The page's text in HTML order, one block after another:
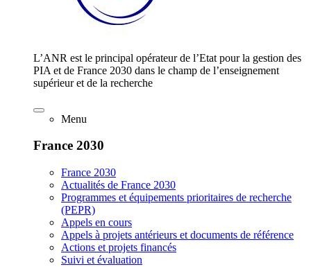
L’ANR est le principal opérateur de l’Etat pour la gestion des
PIA et de France 2030 dans le champ de l’enseignement
supérieur et de la recherche
Menu
France 2030
France 2030
Actualités de France 2030
Programmes et équipements prioritaires de recherche
(PEPR)
Appels en cours
Appels à projets antérieurs et documents de référence
Actions et projets financés
Suivi et évaluation